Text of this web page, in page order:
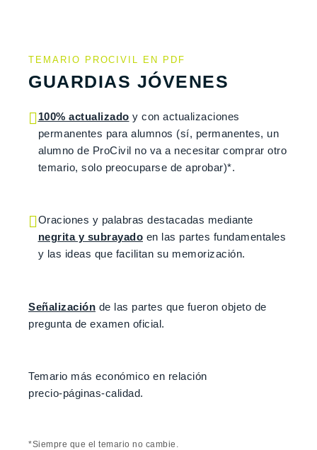
TEMARIO PROCIVIL EN PDF
GUARDIAS JÓVENES
100% actualizado y con actualizaciones
permanentes para alumnos (sí, permanentes, un
alumno de ProCivil no va a necesitar comprar otro
temario, solo preocuparse de aprobar)*.
Oraciones y palabras destacadas mediante
negrita y subrayado en las partes fundamentales
y las ideas que facilitan su memorización.
Señalización de las partes que fueron objeto de
pregunta de examen oficial.
Temario más económico en relación
precio‑páginas‑calidad.
*Siempre que el temario no cambie.